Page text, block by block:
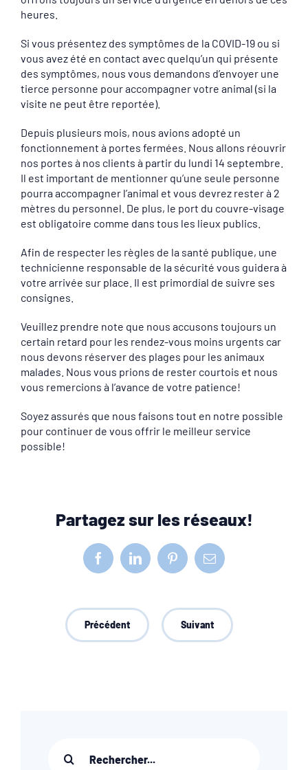
heures.
Si vous présentez des symptômes de la COVID-19 ou si
vous avez été en contact avec quelqu’un qui présente
des symptômes, nous vous demandons d’envoyer une
tierce personne pour accompagner votre animal (si la
visite ne peut être reportée).
Depuis plusieurs mois, nous avions adopté un
fonctionnement à portes fermées. Nous allons réouvrir
nos portes à nos clients à partir du lundi 14 septembre.
Il est important de mentionner qu’une seule personne
pourra accompagner l’animal et vous devrez rester à 2
mètres du personnel. De plus, le port du couvre-visage
est obligatoire comme dans tous les lieux publics.
Afin de respecter les règles de la santé publique, une
technicienne responsable de la sécurité vous guidera à
votre arrivée sur place. Il est primordial de suivre ses
consignes.
Veuillez prendre note que nous accusons toujours un
certain retard pour les rendez-vous moins urgents car
nous devons réserver des plages pour les animaux
malades. Nous vous prions de rester courtois et nous
vous remercions à l’avance de votre patience!
Soyez assurés que nous faisons tout en notre possible
pour continuer de vous offrir le meilleur service
possible!
Partagez sur les réseaux!
FacebookLinkedInPinterestCourriel
Précédent Suivant